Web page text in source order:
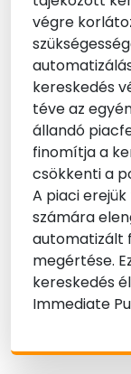
végre
kereskedés
téve az
állandó
finomítja a
csökkenti a
A piaci
számára
automatizált
megértése.
kereskedés
Immediate